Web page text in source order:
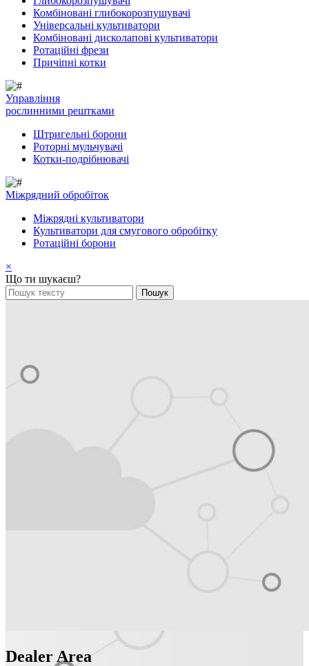
Комбіновані глибокорозпушувачі
Універсальні культиватори
Комбіновані дисколапові культиватори
Ротаційні фрези
Причіпні котки
Управління
рослинними рештками
Штригельні борони
Pоторні мульчувачі
Котки-подрібнювачі
Mіжрядний обробіток
Міжрядні культиватори
Культиватори для смугового обробітку
Ротаційні борони
×
Що ти шукаєш?
Dealer Area